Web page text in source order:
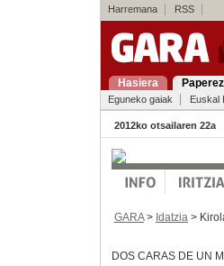
Harremana RSS
Hasiera
Eguneko gaiak Euskal
2012ko otsailaren 22a
GARA> Idatzia >
DOS CARAS DE UN